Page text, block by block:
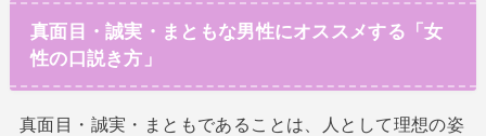
真面目・誠実・まともな男性にオススメする「女
性の口説き方」
真面目・誠実・まともであることは、人として理想の姿